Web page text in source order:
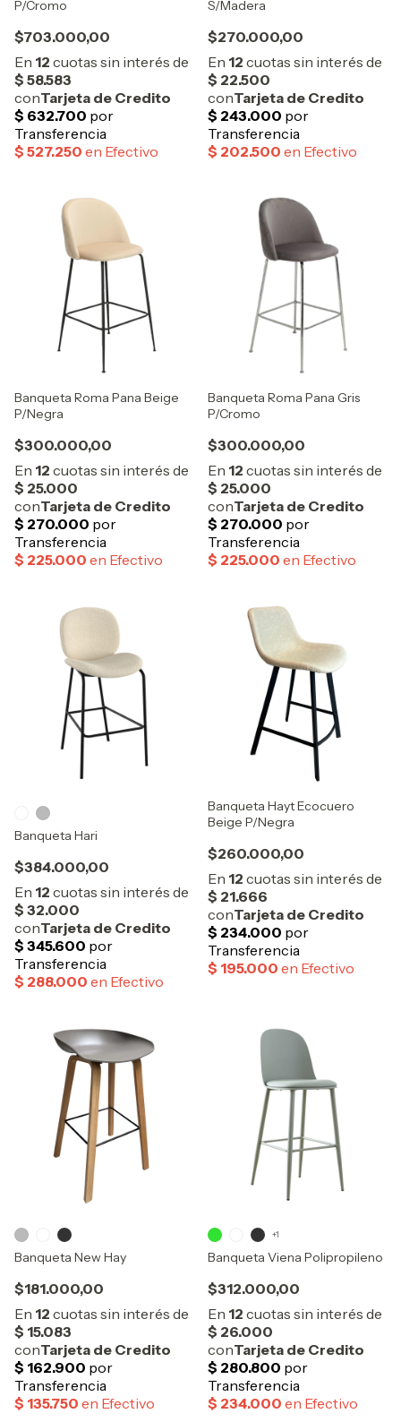
P/Cromo
$703.000,00
S/Madera
$270.000,00
Banqueta Roma Pana Beige
P/Negra
$300.000,00
Banqueta Roma Pana Gris
P/Cromo
$300.000,00
Banqueta Hari
$384.000,00
Banqueta Hayt Ecocuero
Beige P/Negra
$260.000,00
Banqueta New Hay
$181.000,00
Banqueta Viena Polipropileno
$312.000,00
+1